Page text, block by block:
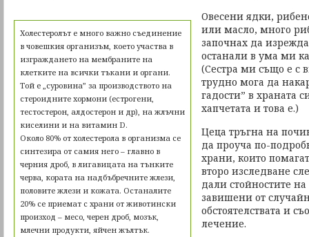
Холестеролът е много важно съединение
в човешкия организъм, което участва в
изграждането на мембраните на
клетките на всички тъкани и органи.
Той е „суровина” за производството на
стероидните хормони (естрогени,
тестостерон, алдостерон и др), на жлъчни
киселини и на витамин D.
Около 80% от холестерола в организма се
синтезира от самия него – главно в
черния дроб, в лигавицата на тънките
черва, кората на надбъбречните жлези,
половите жлези и кожата. Останалите
20% се приемат с храни от животински
произход – месо, черен дроб, мозък,
млечни продукти, яйчен жълтък.
Овесени ядки,
или масло, много
започнах да
останали в ума ми
(Сестра ми също е с
трудно мога да
гадости” в храната
хапчетата и това е.)
Цеца тръгна на
да проуча по-
храни, които
второ изследване
дали стойностите
завишени от
обстоятелствата и
лечение.